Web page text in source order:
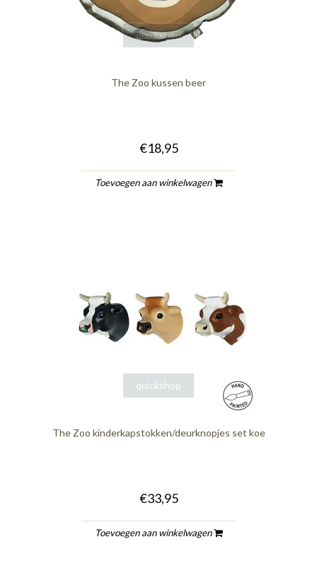
quickshop
The Zoo kussen beer
€18,95
Toevoegen aan winkelwagen
quickshop
The Zoo kinderkapstokken/deurknopjes set koe
€33,95
Toevoegen aan winkelwagen